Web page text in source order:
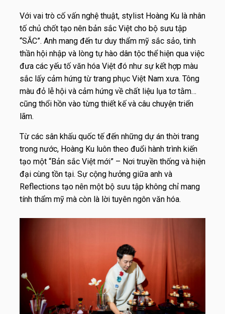
Với vai trò cố vấn nghệ thuật, stylist Hoàng Ku là nhân
tố chủ chốt tạo nên bản sắc Việt cho bộ sưu tập
“SẮC”. Anh mang đến tư duy thẩm mỹ sắc sảo, tinh
thần hội nhập và lòng tự hào dân tộc thể hiện qua việc
đưa các yếu tố văn hóa Việt đó như sự kết hợp màu
sắc lấy cảm hứng từ trang phục Việt Nam xưa. Tông
màu đỏ lễ hội và cảm hứng về chất liệu lụa tơ tằm…
cũng thổi hồn vào từng thiết kế và câu chuyện triển
lãm.
Từ các sân khấu quốc tế đến những dự án thời trang
trong nước, Hoàng Ku luôn theo đuổi hành trình kiến
tạo một “Bản sắc Việt mới” – Nơi truyền thống và hiện
đại cùng tồn tại. Sự cộng hưởng giữa anh và
Reflections tạo nên một bộ sưu tập không chỉ mang
tính thẩm mỹ mà còn là lời tuyên ngôn văn hóa.